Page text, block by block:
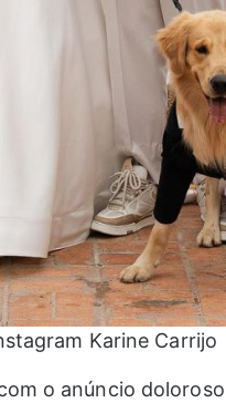
Karine Carrijo
o anúncio